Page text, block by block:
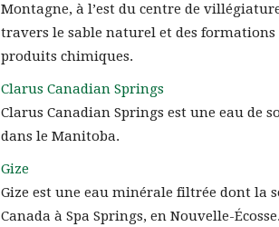
Montagne, à l’est du centre de
travers le sable naturel et des
produits chimiques.
Clarus Canadian Springs
Clarus Canadian Springs est une eau de
dans le Manitoba.
Gize
Gize est une eau minérale filtrée dont la
Canada à Spa Springs, en Nouvelle-